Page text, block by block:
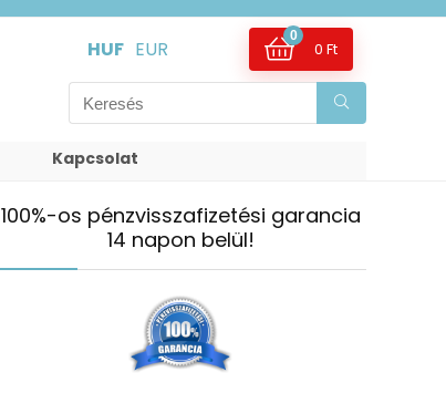
HUF EUR
0
0 Ft
Kapcsolat
100%-os pénzvisszafizetési garancia
14 napon belül!